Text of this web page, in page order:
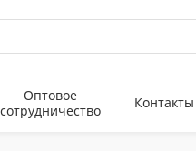
Оптовое
сотрудничество
Контакты